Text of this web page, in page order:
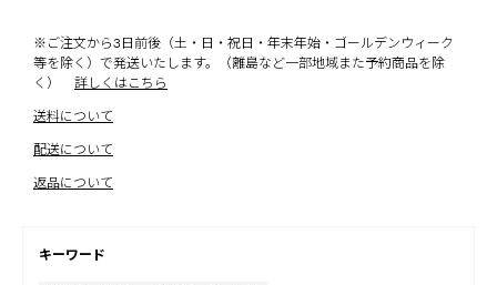
※ご注文から3日前後（土・日・祝日・年末年始・ゴールデンウィーク
等を除く）で発送いたします。（離島など一部地域また予約商品を除
く）
詳しくはこちら
送料について
配送について
返品について
キーワード